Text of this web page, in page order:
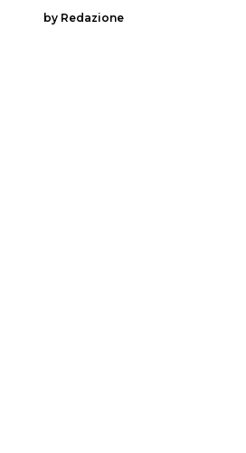
by Redazione